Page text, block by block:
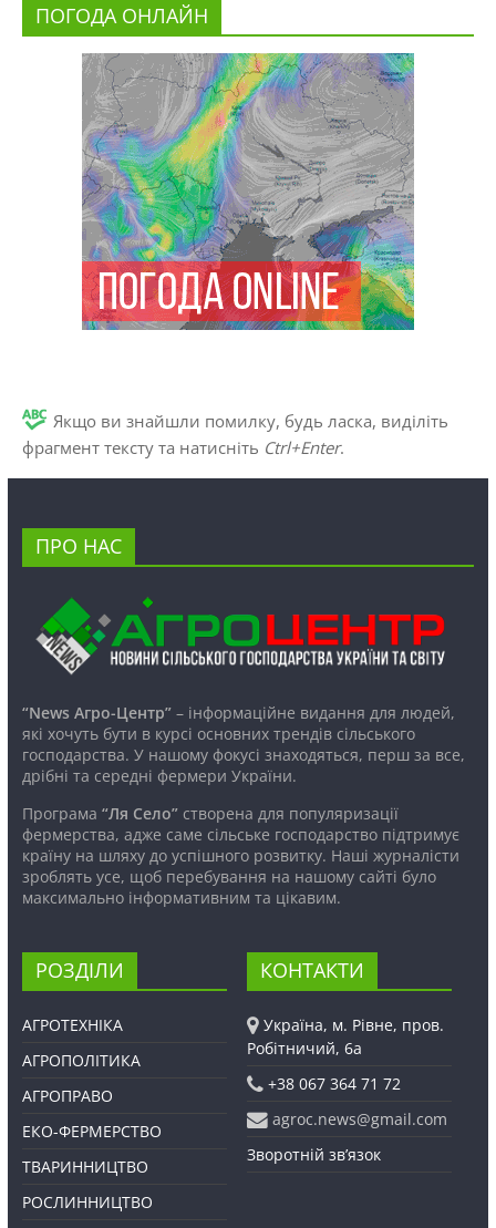
ПОГОДА ОНЛАЙН
Якщо ви знайшли помилку, будь ласка, виділіть
фрагмент тексту та натисніть Ctrl+Enter.
ПРО НАС
“News Агро-Центр”– інформаційне видання для людей,
які хочуть бути в курсі основних трендів сільського
господарства. У нашому фокусі знаходяться, перш за все,
дрібні та середні фермери України.
Програма “Ля Село”створена для популяризації
фермерства, адже саме сільське господарство підтримує
країну на шляху до успішного розвитку. Наші журналісти
зроблять усе, щоб перебування на нашому сайті було
максимально інформативним та цікавим.
РОЗДІЛИ
АГРОТЕХНІКА
АГРОПОЛІТИКА
АГРОПРАВО
ЕКО-ФЕРМЕРСТВО
ТВАРИННИЦТВО
РОСЛИННИЦТВО
КОНТАКТИ
Україна, м. Рівне, пров.
Робітничий, 6а
+38 067 364 71 72
agroc.news@gmail.com
Зворотній зв’язок